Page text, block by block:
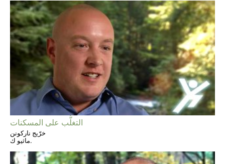
التغلُّب على المسكنات
خرّيج ناركونن
ماثيو ك.